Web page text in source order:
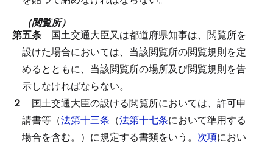
（閲覧所）
第五条 国土交通大臣又は都道府県知事は、閲覧所を
設けた場合においては、当該閲覧所の閲覧規則を定
めるとともに、当該閲覧所の場所及び閲覧規則を告
示しなければならない。
２ 国土交通大臣の設ける閲覧所においては、許可申
請書等（法第十三条 （法第十七条において準用する
場合を含む。）に規定する書類をいう。 次項におい